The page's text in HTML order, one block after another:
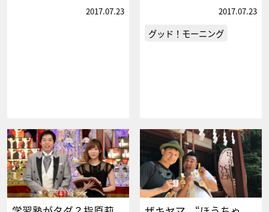
2017.07.23 2017.07.23
グッド！モーニング